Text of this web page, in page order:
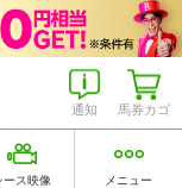
馬券カゴ
通知
ース映像 メニュー